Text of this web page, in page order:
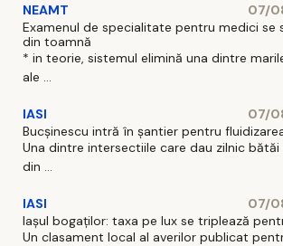
NEAMT
07/
Examenul de specialitate pentru medici se
din toamnă
* in teorie, sistemul elimină una dintre
ale ...
IASI
07/
Bucșinescu intră în șantier pentru
Una dintre intersectiile care dau zilnic
din ...
IASI
07/
Iașul bogaților: taxa pe lux se triplează
Un clasament local al averilor publicat